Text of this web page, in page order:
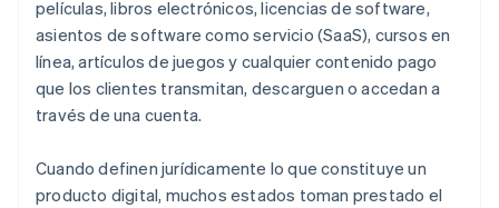
películas, libros electrónicos, licencias de software,
asientos de software como servicio (SaaS), cursos en
línea, artículos de juegos y cualquier contenido pago
que los clientes transmitan, descarguen o accedan a
través de una cuenta.
Cuando definen jurídicamente lo que constituye un
producto digital, muchos estados toman prestado el